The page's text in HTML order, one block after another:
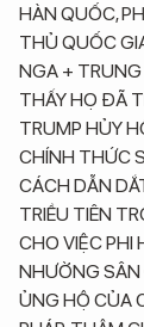
HÀN QUỐC,
THỦ QUỐC
NGA + TRUNG
THẤY HỌ ĐÃ
TRUMP HỦY
CHÍNH THỨC
CÁCH DẪN
TRIỀU TIÊN
CHO VIỆC PHI
NHƯỜNG SÂN
ỦNG HỘ CỦA